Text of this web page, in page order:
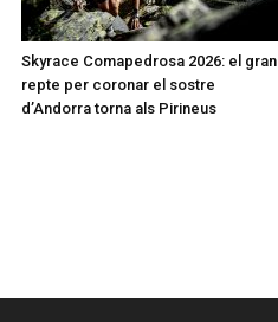
Skyrace Comapedrosa 2026: el gran
repte per coronar el sostre
d’Andorra torna als Pirineus